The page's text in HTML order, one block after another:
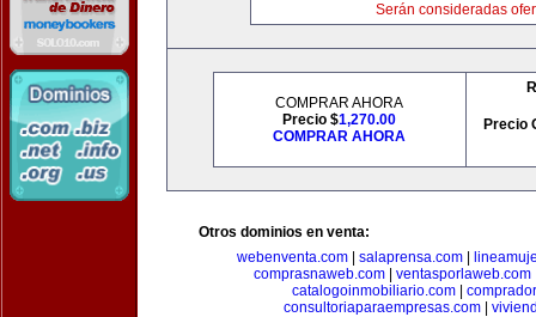
Serán consideradas
COMPRAR AHORA
Precio $1,270.00
COMPRAR AHORA
Precio
Otros dominios en venta:
webenventa.com
salaprensa.com
comprasnaweb.com
ventasporlaweb.com
catalogoinmobiliario.com|
consultoriaparaempresas.com|